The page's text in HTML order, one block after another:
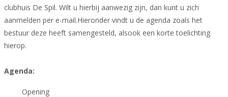
clubhuis De Spil. Wilt u hierbij aanwezig zijn, dan kunt u zich
aanmelden per e-mail.Hieronder vindt u de agenda zoals het
bestuur deze heeft samengesteld, alsook een korte toelichting
hierop.
Agenda:
Opening